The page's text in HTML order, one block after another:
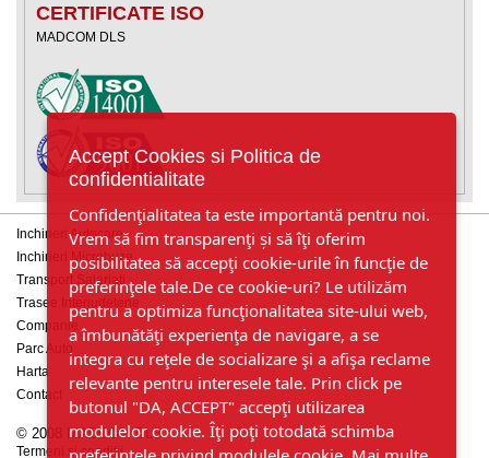
CERTIFICATE ISO
MADCOM DLS
Inchirieri Autocare
Inchirieri Microbuze
Transport Salariati
Trasee Interjudetene
Companie
Parc Auto
Harta
Contact
© 2008 MADCOM DLS
Termeni si conditii
Accept Cookies si Politica de
confidentialitate
Confidenţialitatea ta este importantă pentru noi.
Vrem să fim transparenţi și să îţi oferim
posibilitatea să accepţi cookie-urile în funcţie de
preferinţele tale.De ce cookie-uri? Le utilizăm
pentru a optimiza funcţionalitatea site-ului web,
a îmbunătăţi experienţa de navigare, a se
integra cu reţele de socializare şi a afişa reclame
relevante pentru interesele tale. Prin click pe
butonul "DA, ACCEPT" accepţi utilizarea
modulelor cookie. Îţi poţi totodată schimba